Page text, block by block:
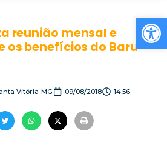
reunião mensal e
os benefícios do Baru
Vitória-MG 09/08/2018 14:56